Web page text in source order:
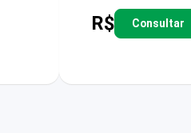
R$ Consultar